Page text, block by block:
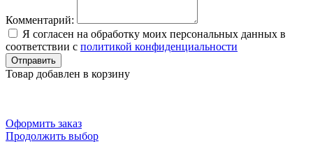
Комментарий:
Я согласен на обработку моих персональных данных в
соответствии с политикой конфиденциальности
Отправить
Товар добавлен в корзину
Оформить заказ
Продолжить выбор